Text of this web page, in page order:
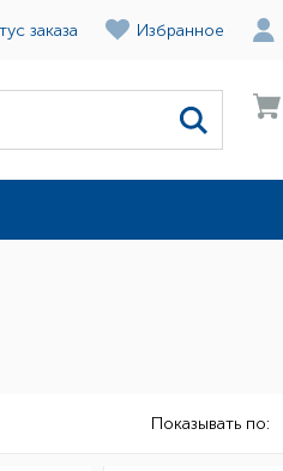
заказа Избранное
Показывать по: